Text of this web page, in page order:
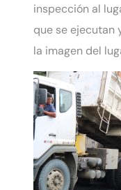
inspección al
que se ejecutan
la imagen del